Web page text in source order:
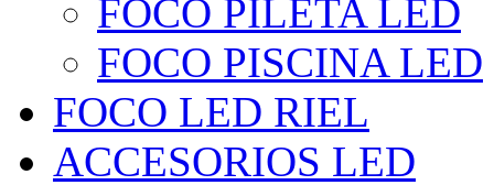
FOCO PILETA LED
FOCO PISCINA LED
FOCO LED RIEL
ACCESORIOS LED